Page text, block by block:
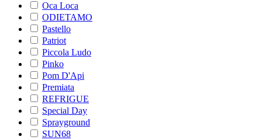
Oca Loca
ODIETAMO
Pastello
Patriot
Piccola Ludo
Pinko
Pom D'Api
Premiata
REFRIGUE
Special Day
Sprayground
SUN68